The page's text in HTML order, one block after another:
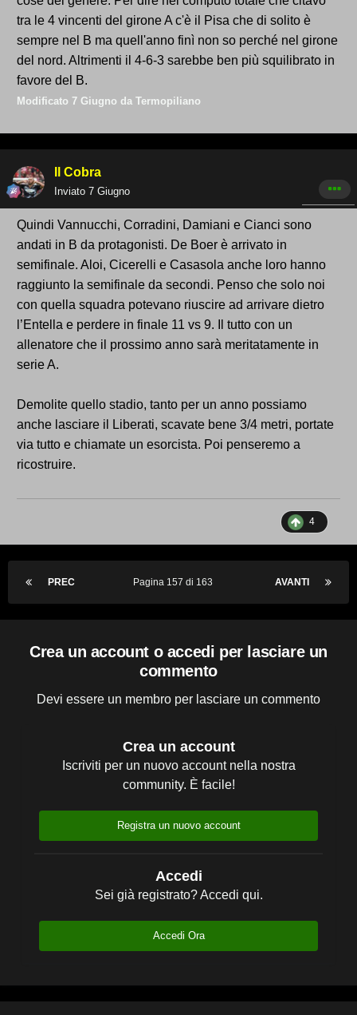
tra le 4 vincenti del girone A c'è il Pisa che di solito è
sempre nel B ma quell'anno finì non so perché nel girone
del nord. Altrimenti il 4-6-3 sarebbe ben più squilibrato in
favore del B.
Modificato 7 Giugno da Termopiliano
Il Cobra
Inviato 7 Giugno
Quindi Vannucchi, Corradini, Damiani e Cianci sono
andati in B da protagonisti. De Boer è arrivato in
semifinale. Aloi, Cicerelli e Casasola anche loro hanno
raggiunto la semifinale da secondi. Penso che solo noi
con quella squadra potevano riuscire ad arrivare dietro
l’Entella e perdere in finale 11 vs 9. Il tutto con un
allenatore che il prossimo anno sarà meritatamente in
serie A.
Demolite quello stadio, tanto per un anno possiamo
anche lasciare il Liberati, scavate bene 3/4 metri, portate
via tutto e chiamate un esorcista. Poi penseremo a
ricostruire.
4
PREC AVANTI
Pagina 157 di 163
Crea un account o accedi per lasciare un
commento
Devi essere un membro per lasciare un commento
Crea un account
Iscriviti per un nuovo account nella nostra
community. È facile!
Registra un nuovo account
Accedi
Sei già registrato? Accedi qui.
Accedi Ora